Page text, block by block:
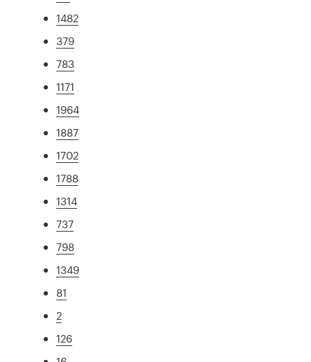
1482
379
783
1171
1964
1887
1702
1788
1314
737
798
1349
81
2
126